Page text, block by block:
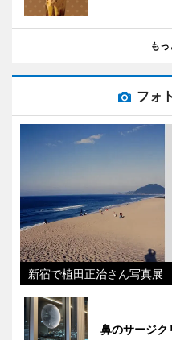
も
フォ
新宿で植田正治さん写真
鼻のサージ